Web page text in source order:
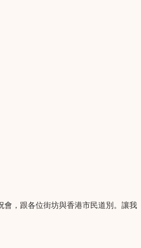
會，跟各位街坊與香港市民道別。讓我